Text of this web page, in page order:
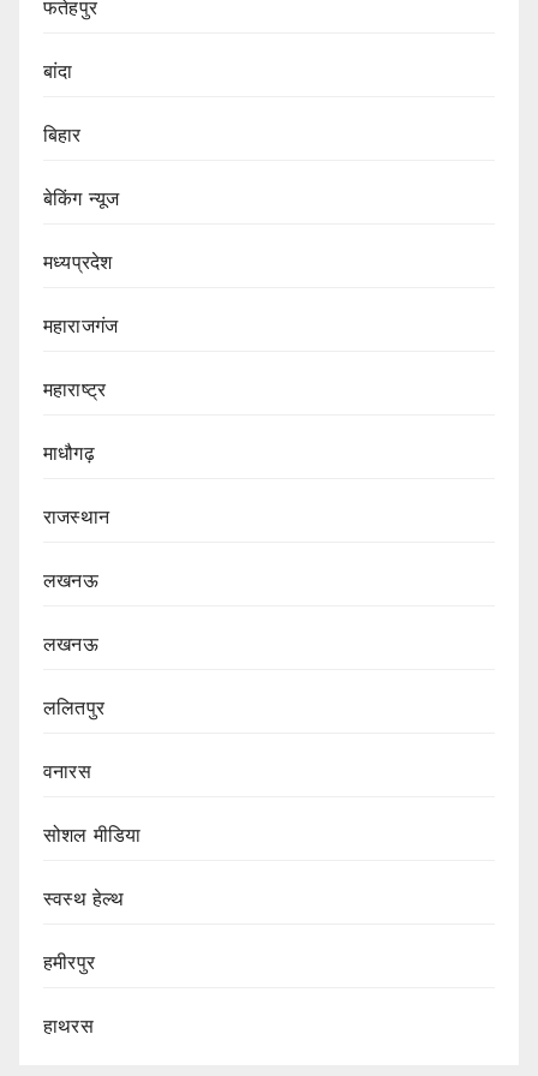
फतेहपुर
बांदा
बिहार
बेकिंग न्यूज
मध्यप्रदेश
महाराजगंज
महाराष्ट्र
माधौगढ़
राजस्थान
लखनऊ
लखनऊ
ललितपुर
वनारस
सोशल मीडिया
स्वस्थ हेल्थ
हमीरपुर
हाथरस